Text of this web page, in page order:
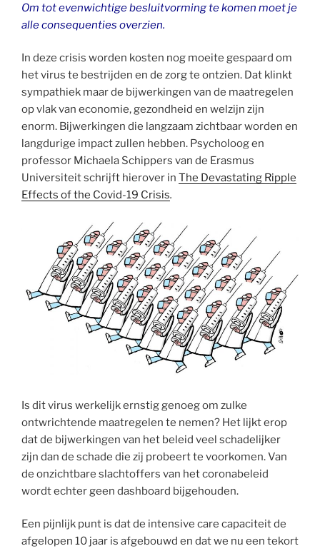
Om tot evenwichtige besluitvorming te komen moet je
alle consequenties overzien.
In deze crisis worden kosten nog moeite gespaard om
het virus te bestrijden en de zorg te ontzien. Dat klinkt
sympathiek maar de bijwerkingen van de maatregelen
op vlak van economie, gezondheid en welzijn zijn
enorm. Bijwerkingen die langzaam zichtbaar worden en
langdurige impact zullen hebben. Psycholoog en
professor Michaela Schippers van de Erasmus
Universiteit schrijft hierover in The Devastating Ripple
Effects of the Covid-19 Crisis.
Is dit virus werkelijk ernstig genoeg om zulke
ontwrichtende maatregelen te nemen? Het lijkt erop
dat de bijwerkingen van het beleid veel schadelijker
zijn dan de schade die zij probeert te voorkomen. Van
de onzichtbare slachtoffers van het coronabeleid
wordt echter geen dashboard bijgehouden.
Een pijnlijk punt is dat de intensive care capaciteit de
afgelopen 10 jaar is afgebouwd en dat we nu een tekort